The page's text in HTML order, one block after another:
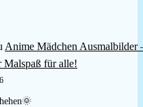
Anime Mädchen Ausmalbilder
Malspaß für alle!